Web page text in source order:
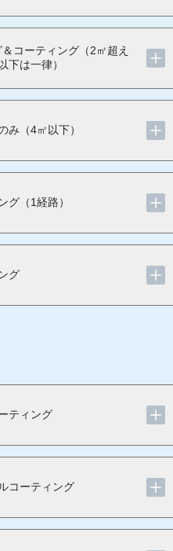
コーティング（2㎡超え
下は一律）
み（4㎡以下）
グ（1経路）
グ
ティング
コーティング